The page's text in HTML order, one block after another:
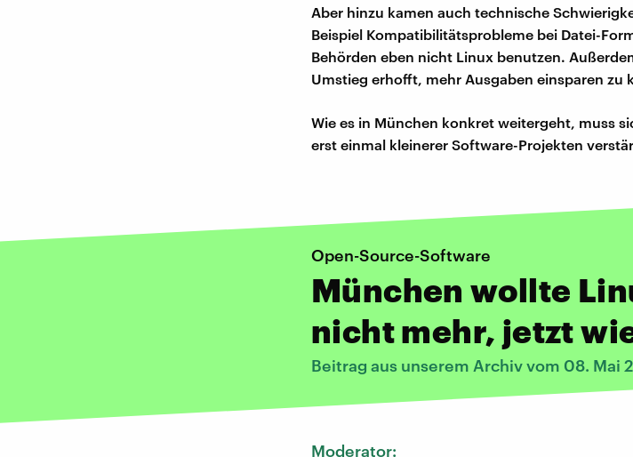
Aber hinzu kamen auch technische
Beispiel Kompatibilitätsprobleme bei Datei-
Behörden eben nicht Linux benutzen.
Umstieg erhofft, mehr Ausgaben einsparen zu
Wie es in München konkret weitergeht, muss
erst einmal kleinerer Software-Projekten
Open-Source-Software
München wollte
nicht mehr, jetzt
Beitrag aus unserem Archiv vom 08. Mai
Moderator: